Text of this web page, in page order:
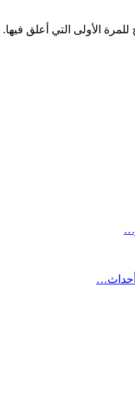
الأولى التي أعلق فيها.
أحداث…